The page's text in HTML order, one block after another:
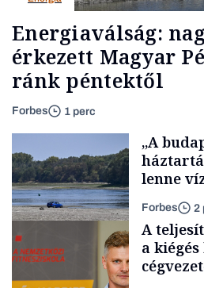
Energiaválság:
érkezett Magyar
ránk péntektől
Forbes 1 perc
„A
lenne
se
Forbes 2
A
a